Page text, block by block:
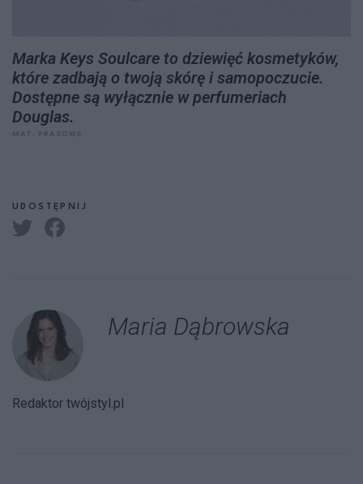
Marka Keys Soulcare to dziewięć kosmetyków,
które zadbają o twoją skórę i samopoczucie.
Dostępne są wyłącznie w perfumeriach
Douglas.
UDOSTĘPNIJ
Maria Dąbrowska
Redaktor twójstyl.pl